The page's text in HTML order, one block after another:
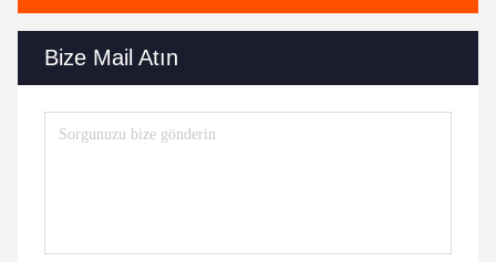
Bize Mail Atın